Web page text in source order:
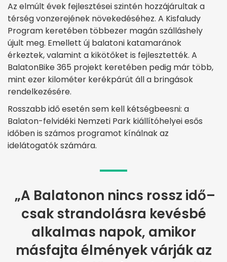
Az elmúlt évek fejlesztései szintén hozzájárultak a
térség vonzerejének növekedéséhez. A Kisfaludy
Program keretében többezer magán szálláshely
újult meg. Emellett új balatoni katamaránok
érkeztek, valamint a kikötőket is fejlesztették. A
BalatonBike 365 projekt keretében pedig már több,
mint ezer kilométer kerékpárút áll a bringások
rendelkezésére.
Rosszabb idő esetén sem kell kétségbeesni: a
Balaton-felvidéki Nemzeti Park kiállítóhelyei esős
időben is számos programot kínálnak az
idelátogatók számára.
„A Balatonon nincs rossz idő–
csak strandolásra kevésbé
alkalmas napok, amikor
másfajta élmények várják az